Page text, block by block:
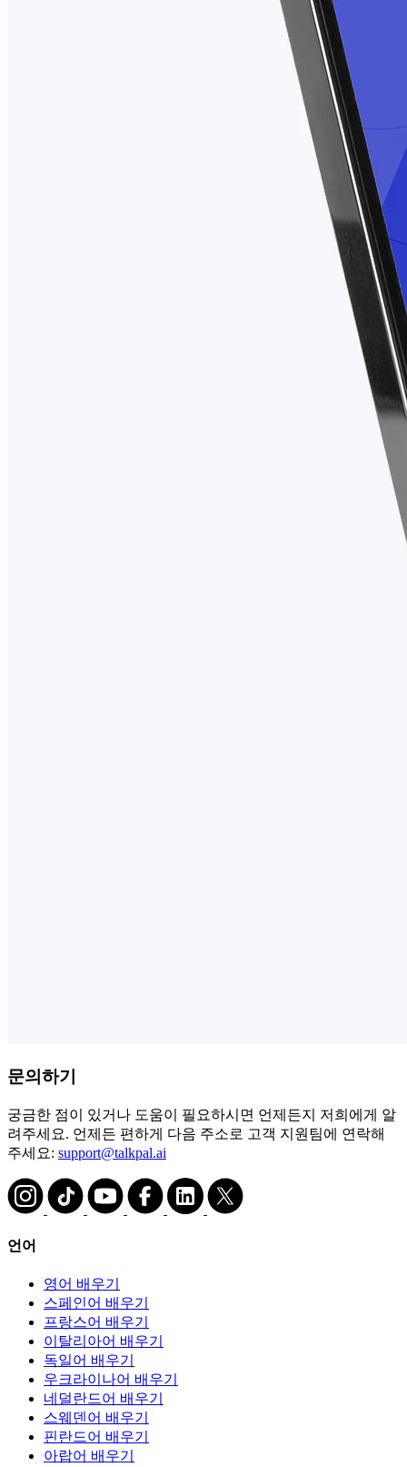
문의하기
궁금한 점이 있거나 도움이 필요하시면 언제든지 저희에게 알
려주세요. 언제든 편하게 다음 주소로 고객 지원팀에 연락해
주세요: support@talkpal.ai
언어
영어 배우기
스페인어 배우기
프랑스어 배우기
이탈리아어 배우기
독일어 배우기
우크라이나어 배우기
네덜란드어 배우기
스웨덴어 배우기
핀란드어 배우기
아랍어 배우기